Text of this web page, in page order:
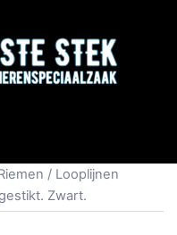
/ Looplijnen
Zwart.